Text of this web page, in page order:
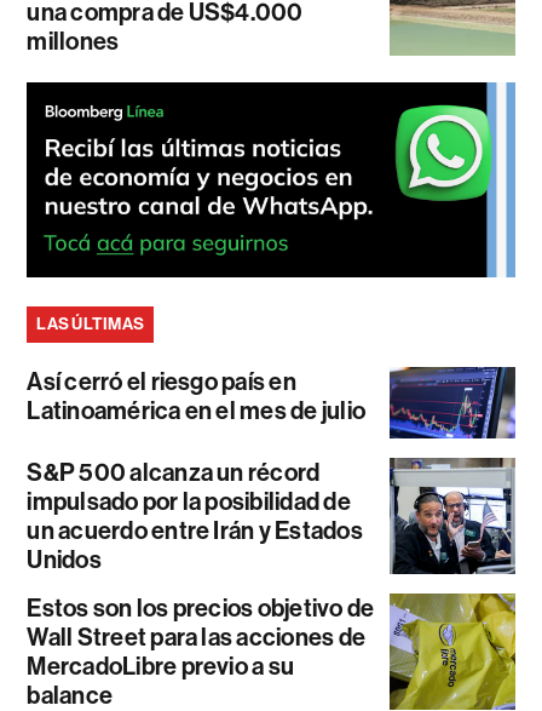
una compra de US$4.000
millones
LAS ÚLTIMAS
Así cerró el riesgo país en
Latinoamérica en el mes de julio
S&P 500 alcanza un récord
impulsado por la posibilidad de
un acuerdo entre Irán y Estados
Unidos
Estos son los precios objetivo de
Wall Street para las acciones de
MercadoLibre previo a su
balance